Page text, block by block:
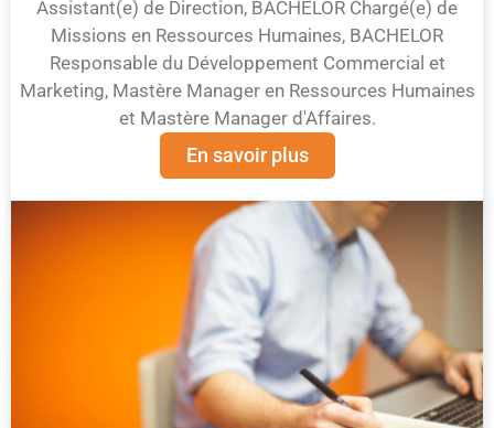
Assistant(e) de Direction, BACHELOR Chargé(e) de
Missions en Ressources Humaines, BACHELOR
Responsable du Développement Commercial et
Marketing, Mastère Manager en Ressources Humaines
et Mastère Manager d'Affaires.
En savoir plus